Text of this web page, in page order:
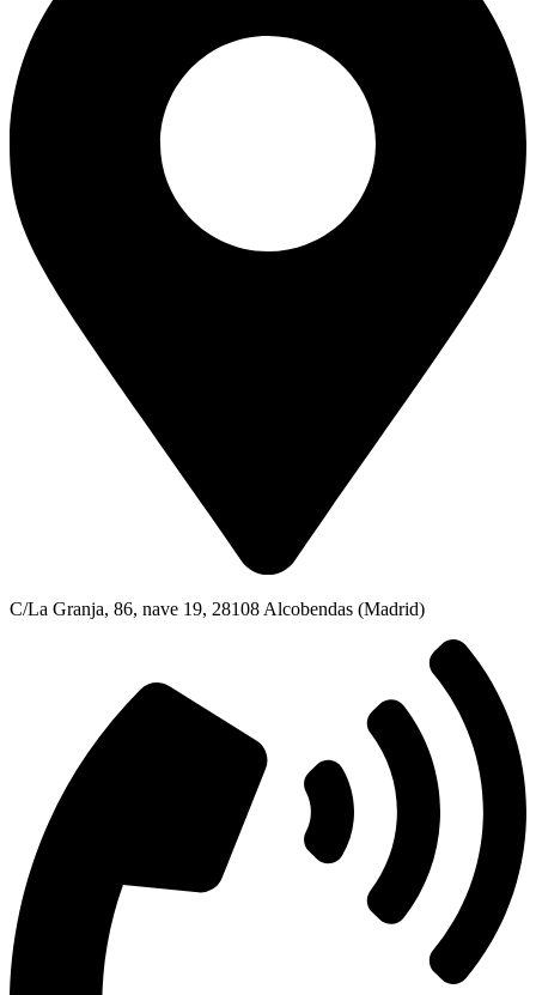
C/La Granja, 86, nave 19, 28108 Alcobendas (Madrid)